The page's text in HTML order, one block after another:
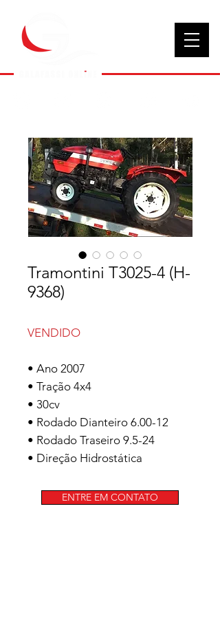
Tramontini T3025-4 (H-
9368)
VENDIDO
• Ano 2007
• Tração 4x4
• 30cv
• Rodado Dianteiro 6.00-12
• Rodado Traseiro 9.5-24
• Direção Hidrostática
ENTRE EM CONTATO